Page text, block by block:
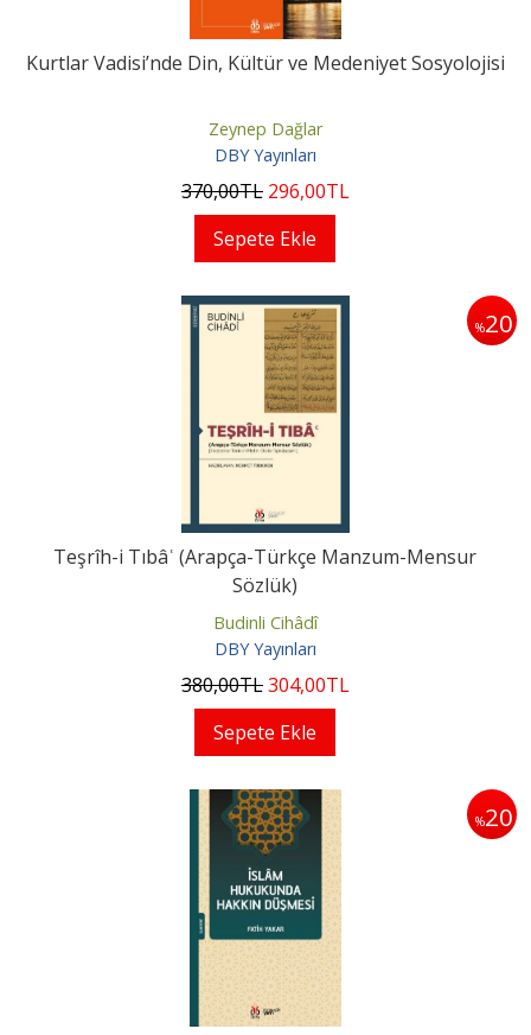
Kurtlar Vadisi’nde Din, Kültür ve Medeniyet Sosyolojisi
Zeynep Dağlar
DBY Yayınları
370,00TL 296,00TL
Sepete Ekle
%20
Teşrîh-i Tıbâʿ (Arapça-Türkçe Manzum-Mensur
Sözlük)
Budinli Cihâdî
DBY Yayınları
380,00TL304,00TL
Sepete Ekle
%20